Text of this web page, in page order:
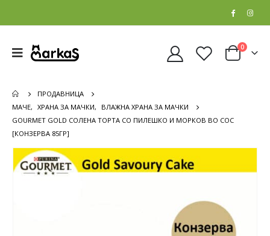
0
ПРОДАВНИЦА
МАЧЕ, ХРАНА ЗА МАЧКИ,
ВЛАЖНА ХРАНА ЗА МАЧКИ
GOURMET GOLD СОЛЕНА ТОРТА СО ПИЛЕШКО И МОРКОВ ВО СОС
[КОНЗЕРВА 85ГР]